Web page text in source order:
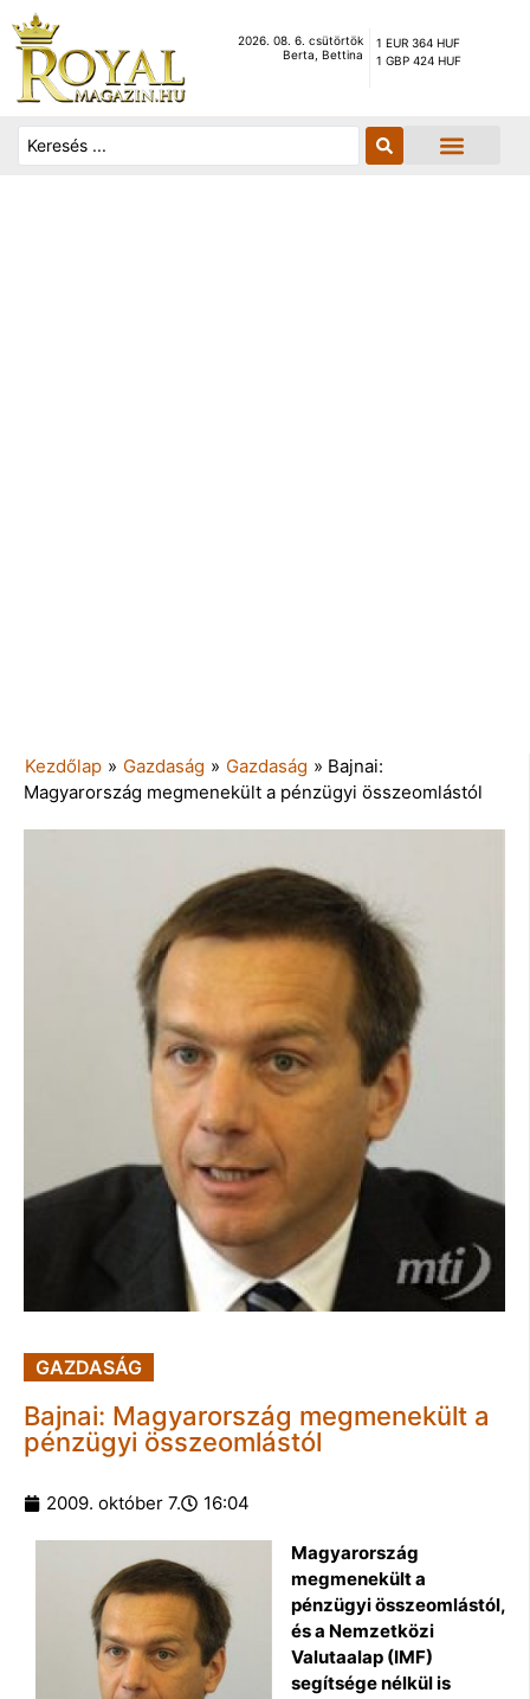
2026. 08. 6. csütörtök
Berta, Bettina
1 EUR 364 HUF
1 GBP 424 HUF
Kezdőlap » Gazdaság » Gazdaság » Bajnai:
Magyarország megmenekült a pénzügyi összeomlástól
GAZDASÁG
Bajnai: Magyarország megmenekült a
pénzügyi összeomlástól
2009. október 7. 16:04
Magyarország
megmenekült a
pénzügyi összeomlástól,
és a Nemzetközi
Valutaalap (IMF)
segítsége nélkül is